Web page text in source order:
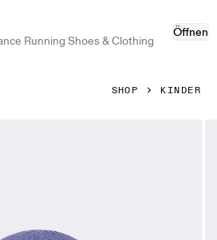
Running Shoes & Clothing
Öffnen
SHOP KINDER